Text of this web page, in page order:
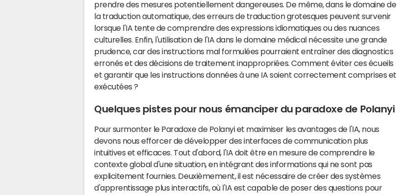
prendre des mesures potentiellement dangereuses. De même, dans le domaine de
la traduction automatique, des erreurs de traduction grotesques peuvent survenir
lorsque l'IA tente de comprendre des expressions idiomatiques ou des nuances
culturelles. Enfin, l'utilisation de l'IA dans le domaine médical nécessite une grande
prudence, car des instructions mal formulées pourraient entraîner des diagnostics
erronés et des décisions de traitement inappropriées. Comment éviter ces écueils
et garantir que les instructions données à une IA soient correctement comprises et
exécutées ?
Quelques pistes pour nous émanciper du paradoxe de Polanyi
Pour surmonter le Paradoxe de Polanyi et maximiser les avantages de l'IA, nous
devons nous efforcer de développer des interfaces de communication plus
intuitives et efficaces. Tout d'abord, l'IA doit être en mesure de comprendre le
contexte global d'une situation, en intégrant des informations qui ne sont pas
explicitement fournies. Deuxièmement, il est nécessaire de créer des systèmes
d'apprentissage plus interactifs, où l'IA est capable de poser des questions pour